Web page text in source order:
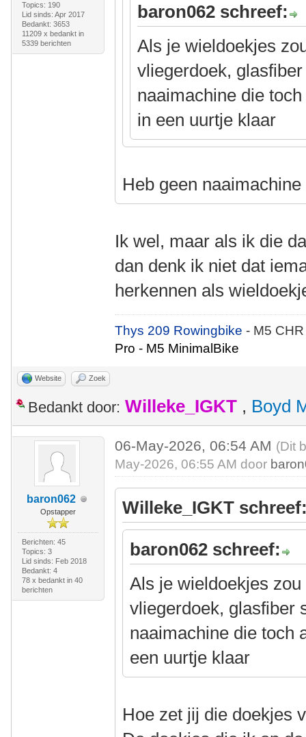
Topics: 190
Lid sinds: Apr 2017
Bedankt: 3653
11209 x bedankt in
5339 berichten
baron062 schreef:
Als je wieldoekjes
vliegerdoek,
naaimachine die
in een uurtje klaar
Heb geen
Ik wel, maar als ik die
dan denk ik niet dat
herkennen als
Thys 209 Rowingbike- M5
Pro - M5 MinimalBike
Website Zoek
Bedankt door: Willeke_IGKT , Boyd
baron062
Opstapper
Berichten: 45
Topics: 3
Lid sinds: Feb 2018
Bedankt: 4
78 x bedankt in 40
berichten
06-May-2026, 06:54 AM (Dit
May-2026, 06:55 AM door
Willeke_IGKT
baron062 schreef:
Als je wieldoekjes
vliegerdoek, glasfiber
naaimachine die toch
een uurtje klaar
Hoe zet jij die doekjes